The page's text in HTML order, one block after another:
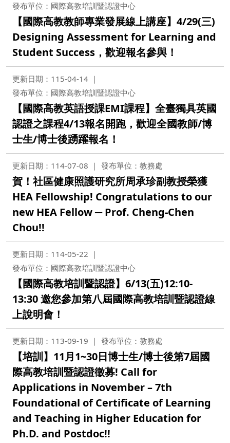
發布單位：國際高教培訓暨認證中心
【國際高教教師專業發展線上講座】4/29(三)
Designing Assessment for Learning and
Student Success，歡迎報名參與！
更新日期：115-04-14
發布單位：國際高教培訓暨認證中心
【國際高教英語授課EMI課程】全臺獨具英國
認證之課程4/13報名開跑，歡迎全國教師/博
士生/博士後踴躍報名！
更新日期：114-07-08 發布單位：教務處
賀！社區健康照護研究所周承珍副教授榮獲
HEA Fellowship! Congratulations to our
new HEA Fellow ─ Prof. Cheng-Chen
Chou!!
更新日期：114-05-22
發布單位：國際高教培訓暨認證中心
【國際高教培訓暨認證】6/13(五)12:10-
13:30 邀您參加第八屆國際高教培訓暨認證線
上說明會！
更新日期：113-09-19 發布單位：教務處
【培訓】11月1~30日博士生/博士後第7屆國
際高教培訓暨認證徵募! Call for
Applications in November – 7th
Foundational of Certificate of Learning
and Teaching in Higher Education for
Ph.D. and Postdoc!!